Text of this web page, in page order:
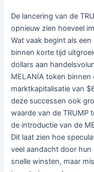
De lancering van de
opnieuw zien hoeveel
Wat vaak begint als
binnen korte tijd
dollars aan
MELANIA token binnen
marktkapitalisatie van
deze successen ook
waarde van de TRUMP
de introductie van de
Dit laat zien hoe
veel aandacht door
snelle winsten, maar